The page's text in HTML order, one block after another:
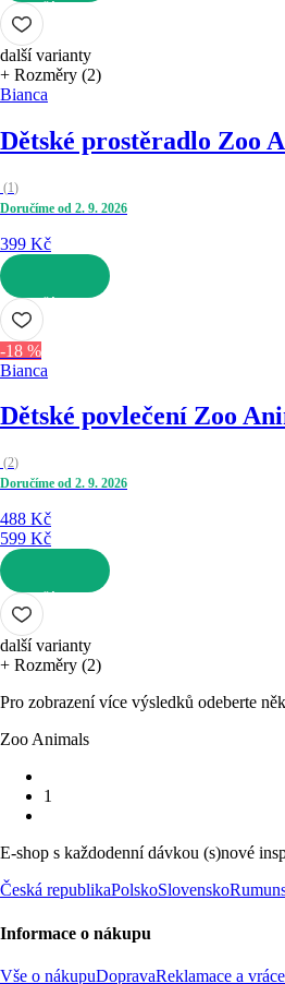
DO KOŠÍKU
další varianty
+ Rozměry (2)
Bianca
Dětské prostěradlo Zoo
(1)
Doručíme od 2. 9. 2026
399 Kč
DO KOŠÍKU
-18 %
Bianca
Dětské povlečení Zoo
(2)
Doručíme od 2. 9. 2026
488 Kč
599 Kč
DO KOŠÍKU
další varianty
+ Rozměry (2)
Pro zobrazení více výsledků odeberte
Zoo Animals
1
E-shop s každodenní dávkou (s)nové
Česká republikaPolskoSlovensko
Informace o nákupu
Vše o nákupuDopravaReklamace a